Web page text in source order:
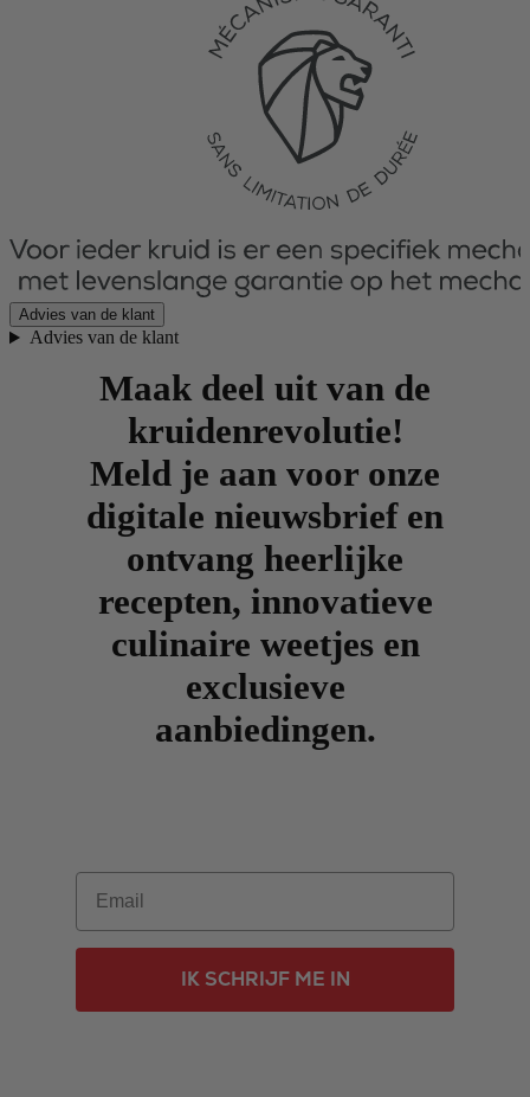
Advies van de klant
Advies van de klant
Maak deel uit van de
kruidenrevolutie!
Meld je aan voor onze
digitale nieuwsbrief en
ontvang heerlijke
recepten, innovatieve
culinaire weetjes en
exclusieve
aanbiedingen.
Email
IK SCHRIJF ME IN